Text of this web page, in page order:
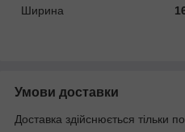
Ширина
Умови доставки
Доставка здійснюється тільки